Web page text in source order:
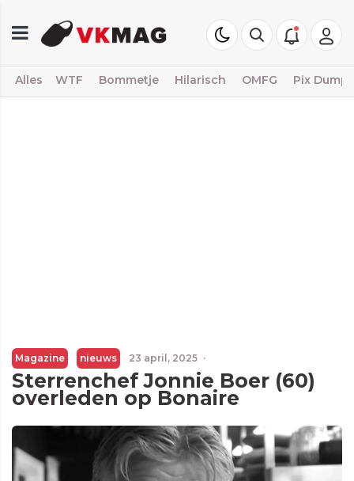
Alles WTF Bommetje Hilarisch OMFG Pix Dump
Magazine nieuws 23 april, 2025 ·
Sterrenchef Jonnie Boer (60)
overleden op Bonaire